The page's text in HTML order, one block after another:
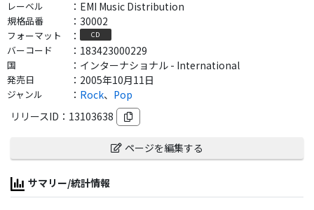
レーベル ： EMI Music Distribution
規格品番 ： 30002
フォーマット ： CD
バーコード ： 183423000229
国 ： インターナショナル - International
発売日 ： 2005年10月11日
ジャンル ： Rock、 Pop
リリースID： 13103638
ページを編集する
サマリー/統計情報